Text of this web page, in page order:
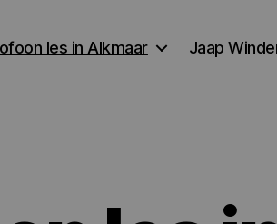
les in Alkmaar Jaap